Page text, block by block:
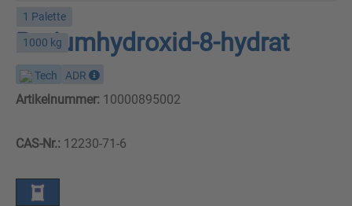
1 Palette
1000 kg
Bariumhydroxid-8-hydrat
Tech ADR
Artikelnummer: 10000895002
CAS-Nr.: 12230-71-6